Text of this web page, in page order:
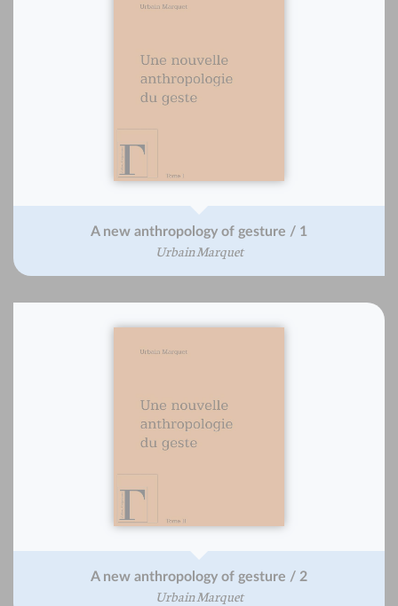
A new anthropology of gesture / 1
Urbain Marquet
A new anthropology of gesture / 2
Urbain Marquet